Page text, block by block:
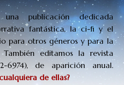
una publicacióndedicada
fantástica, la ci-fi y el
para otros géneros y para la
editamos la revista
6974), de aparición anual.
de ellas?